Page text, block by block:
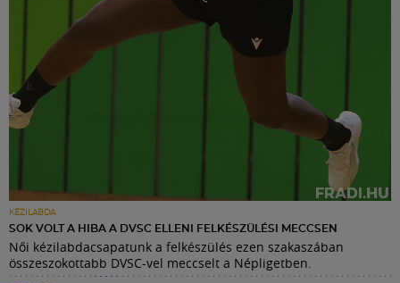
KÉZILABDA
SOK VOLT A HIBA A DVSC ELLENI FELKÉSZÜLÉSI MECCSEN
Női kézilabdacsapatunk a felkészülés ezen szakaszában
összeszokottabb DVSC-vel meccselt a Népligetben.